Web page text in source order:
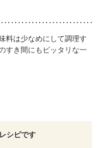
料は少なめにして調理す
すき間にもピッタリな一
シピです